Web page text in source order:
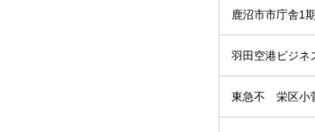
鹿沼市市庁舎1期
羽田空港ビジネ
東急不 栄区小